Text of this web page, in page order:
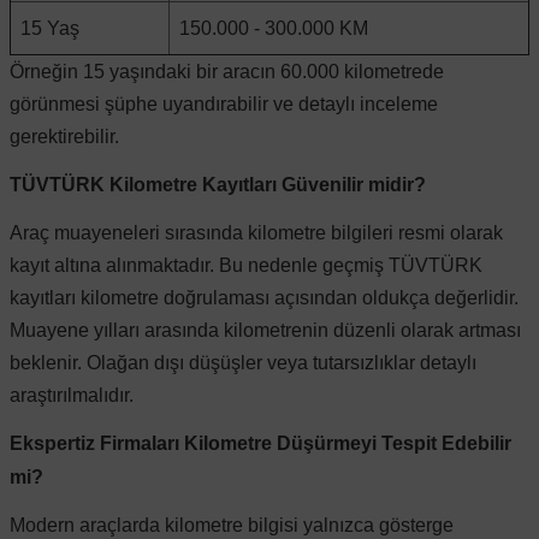
15 Yaş 150.000 - 300.000 KM
Örneğin 15 yaşındaki bir aracın 60.000 kilometrede
görünmesi şüphe uyandırabilir ve detaylı inceleme
gerektirebilir.
TÜVTÜRK Kilometre Kayıtları Güvenilir midir?
Araç muayeneleri sırasında kilometre bilgileri resmi olarak
kayıt altına alınmaktadır. Bu nedenle geçmiş TÜVTÜRK
kayıtları kilometre doğrulaması açısından oldukça değerlidir.
Muayene yılları arasında kilometrenin düzenli olarak artması
beklenir. Olağan dışı düşüşler veya tutarsızlıklar detaylı
araştırılmalıdır.
Ekspertiz Firmaları Kilometre Düşürmeyi Tespit Edebilir
mi?
Modern araçlarda kilometre bilgisi yalnızca gösterge